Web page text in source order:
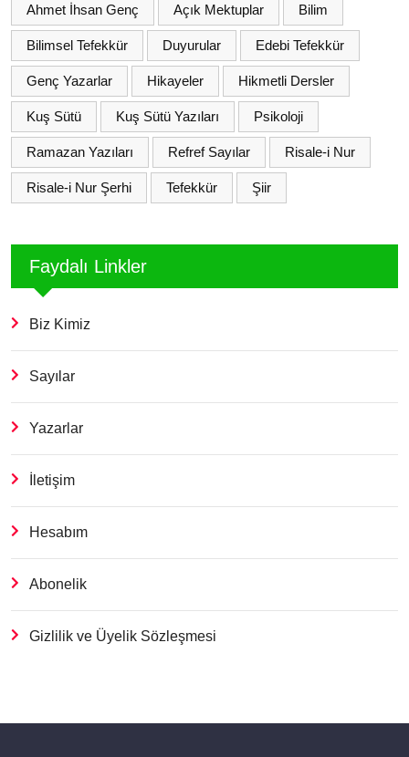
Ahmet İhsan Genç Açık Mektuplar Bilim
Bilimsel Tefekkür Duyurular Edebi Tefekkür
Genç Yazarlar Hikayeler Hikmetli Dersler
Kuş Sütü Kuş Sütü Yazıları Psikoloji
Ramazan Yazıları Refref Sayılar Risale-i Nur
Risale-i Nur Şerhi Tefekkür Şiir
Faydalı Linkler
Biz Kimiz
Sayılar
Yazarlar
İletişim
Hesabım
Abonelik
Gizlilik ve Üyelik Sözleşmesi